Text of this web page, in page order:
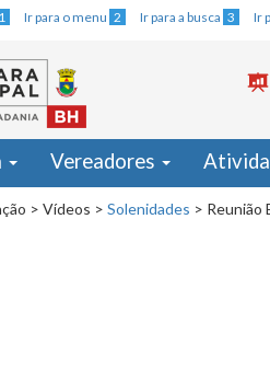
1 Ir para o menu 2 Ir para a busca 3 Ir
Vereadores
> Vídeos > Solenidades > Reunião